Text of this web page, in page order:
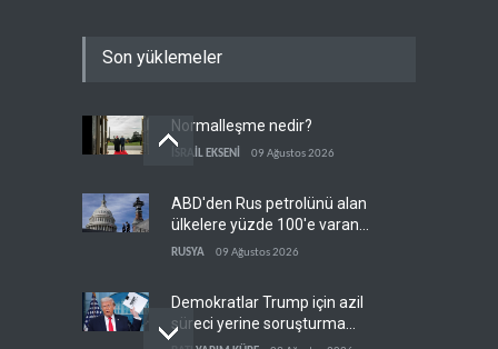
Son yüklemeler
Normalleşme nedir?
İSRAİL EKSENİ 09 Ağustos 2026
ABD'den Rus petrolünü alan
ülkelere yüzde 100'e varan
gümrük vergisi
RUSYA 09 Ağustos 2026
Demokratlar Trump için azil
süreci yerine soruşturma
hazırlıyor